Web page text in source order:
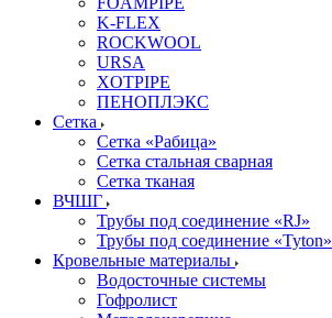
K-FLEX
ROCKWOOL
URSA
XOTPIPE
ПЕНОПЛЭКС
Сетка
Сетка «Рабица»
Сетка стальная сварная
Сетка тканая
ВЧШГ
Трубы под соединение «RJ»
Трубы под соединение «Tyton»
Кровельные материалы
Водосточные системы
Гофролист